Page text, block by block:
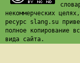
некоммерческих
ресурс slang.su
полное копирование
вида сайта.